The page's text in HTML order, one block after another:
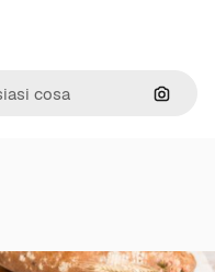
Cerca